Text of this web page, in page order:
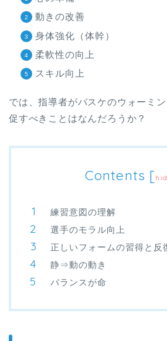
動きの改善
身体強化（体幹）
柔軟性の向上
スキル向上
では、指導者がバスケのウォーミ
促すべきことはなんだろうか？
Contents [
練習意図の理解
選手のモラル向上
正しいフォームの習得と反
静⇒動の動き
バランスが命